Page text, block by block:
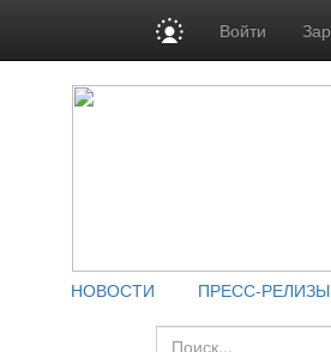
Войти
НОВОСТИ ПРЕСС-РЕЛИЗЫ